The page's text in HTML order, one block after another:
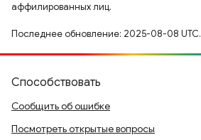
аффилированных лиц.
Последнее обновление: 2025-08-08 UTC.
Способствовать
Сообщить об ошибке
Посмотреть открытые вопросы